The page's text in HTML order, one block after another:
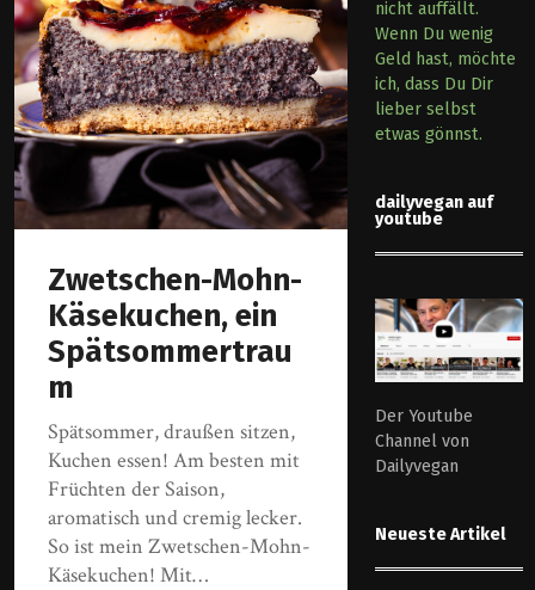
Zwetschen-Mohn-
Käsekuchen, ein
Spätsommertrau
m
Spätsommer, draußen sitzen,
Kuchen essen! Am besten mit
Früchten der Saison,
aromatisch und cremig lecker.
So ist mein Zwetschen-Mohn-
Käsekuchen! Mit…
nicht auffällt.
Wenn Du wenig
Geld hast, möchte
ich, dass Du Dir
lieber selbst
etwas gönnst.
dailyvegan auf
youtube
Der Youtube
Channel von
Dailyvegan
Neueste Artikel